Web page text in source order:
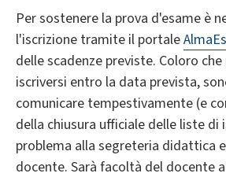
Per sostenere la prova d'esame è
l'iscrizione tramite il portale
delle scadenze previste. Coloro
iscriversi entro la data prevista,
comunicare tempestivamente (e
della chiusura ufficiale delle liste di
problema alla segreteria didattica
docente. Sarà facoltà del docente